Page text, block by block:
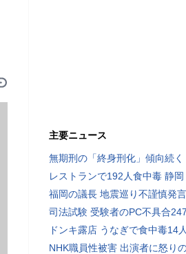
主要ニュース
無期刑の「終身刑化」傾向続く
レストランで192人食中毒 静岡
福岡の議長 地震巡り不謹慎発言
司法試験 受験者のPC不具合
ドンキ露店 うなぎで食中毒14人
NHK職員性被害 出演者に怒り